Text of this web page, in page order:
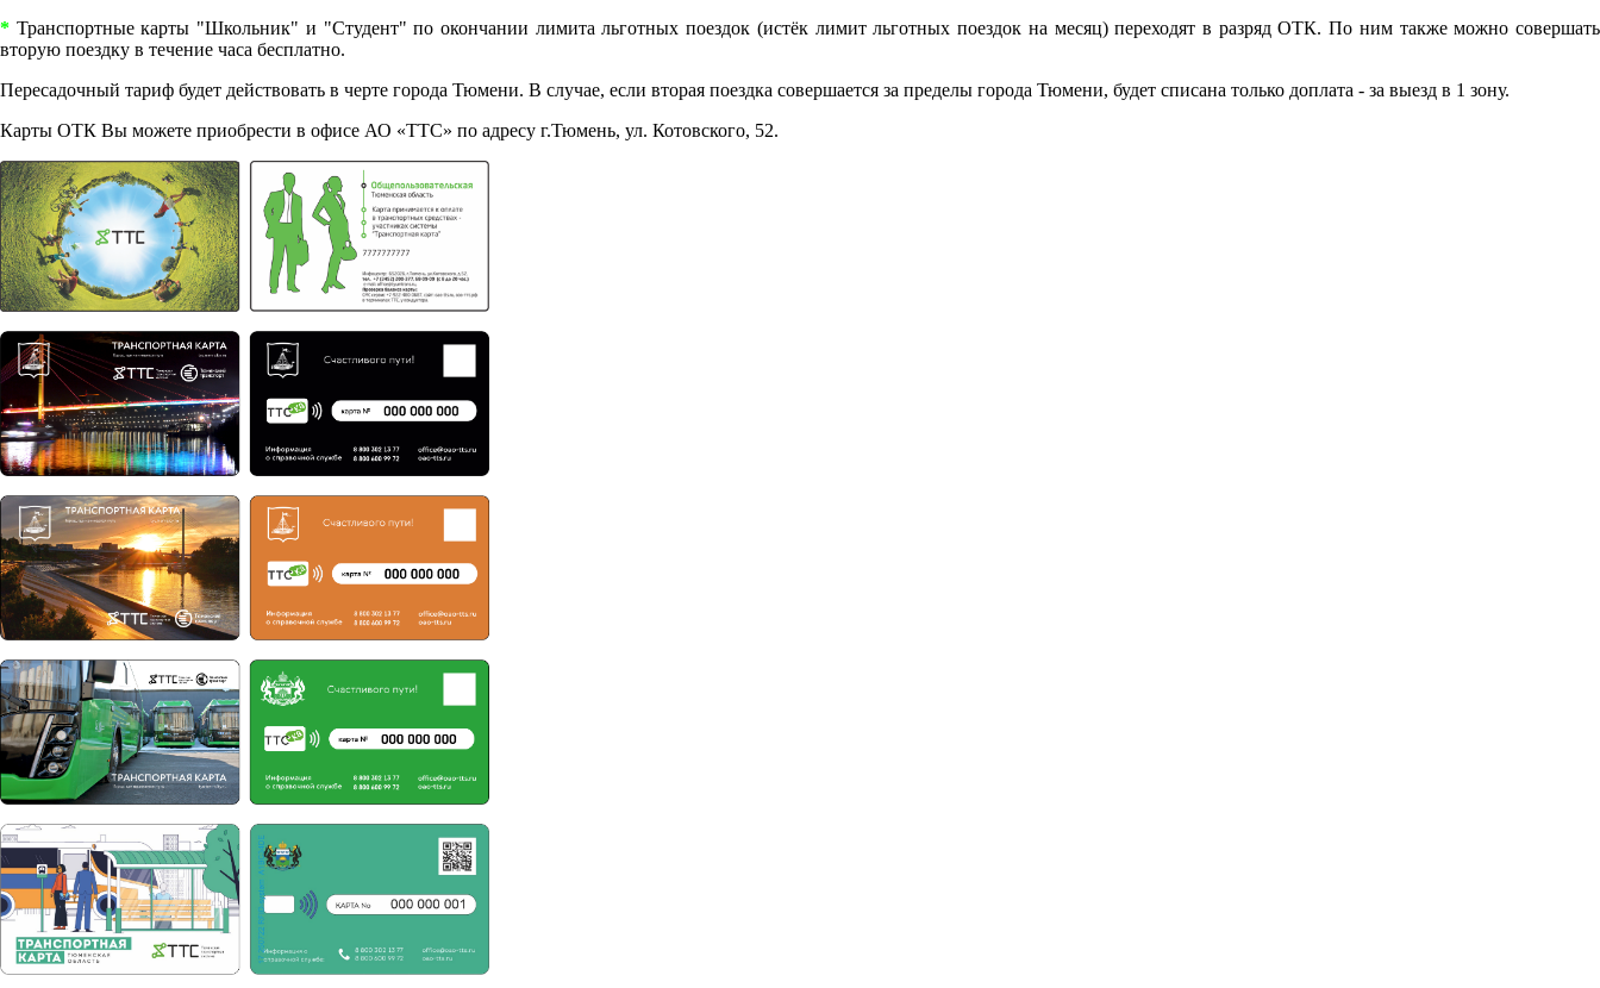
* Транспортные карты "Школьник" и "Студент" по окончании лимита льготных поездок (истёк лимит льготных поездок на месяц) переходят в разряд ОТК. По ним также можно совершать
вторую поездку в течение часа бесплатно.
Пересадочный тариф будет действовать в черте города Тюмени. В случае, если вторая поездка совершается за пределы города Тюмени, будет списана только доплата - за выезд в 1 зону.
Карты ОТК Вы можете приобрести в офисе АО «ТТС» по адресу г.Тюмень, ул. Котовского, 52.